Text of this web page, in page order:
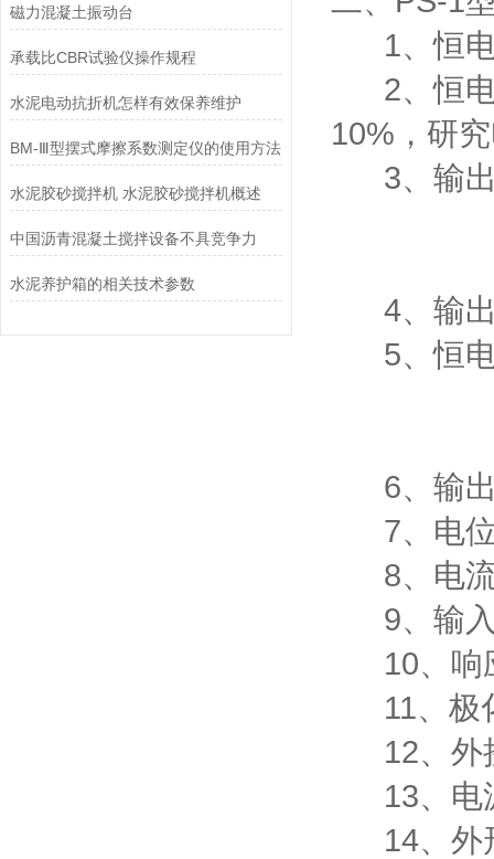
磁力混凝土振动台
承载比CBR试验仪操作规程
水泥电动抗折机怎样有效保养维护
BM-Ⅲ型摆式摩擦系数测定仪的使用方法
水泥胶砂搅拌机 水泥胶砂搅拌机概述
中国沥青混凝土搅拌设备不具竞争力
水泥养护箱的相关技术参数
1、恒电
2、恒电
10%，研
3、输出
4、输出
5、恒电
6、输出
7、电位
8、电流
9、输入
10、响
11、极
12、外
13、电
14、外